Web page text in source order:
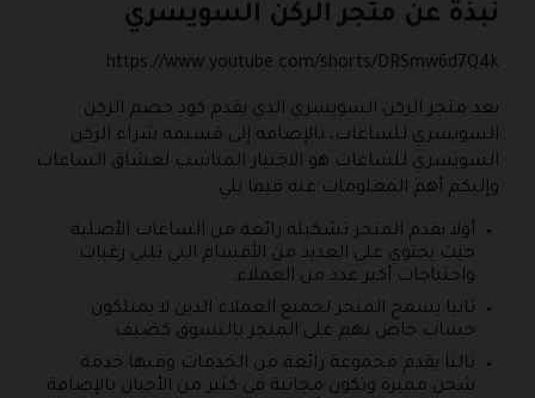
نبذة عن متجر الركن السويسري
https://www.youtube.com/shorts/DRSmw6d7Q4k
يعد متجر الركن السويسري الذي يقدم كود خصم الركن
السويسري للساعات، بالإضافة إلى قسيمة شراء الركن
السويسري للساعات هو الاختيار المناسب لعشاق الساعات
وإليكم أهم المعلومات عنه فيما يلي:
أولا يقدم المتجر تشكيلة رائعة من الساعات الأصلية
حيث يحتوي على العديد من الأقسام التي تلبي رغبات
واحتياجات أكبر عدد من العملاء.
ثانيا يسمح المتجر لجميع العملاء الذين لا يمتلكون
حساب خاص بهم على المتجر بالتسوق كضيف.
ثالثا يقدم مجموعة رائعة من الخدمات ومنها خدمة
شحن مميزة وتكون مجانية في كثير من الأحيان بالإضافة